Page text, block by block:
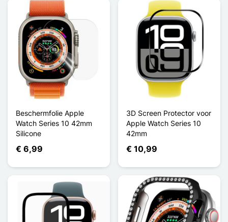
Beschermfolie Apple
Watch Series 10 42mm
Silicone
€ 6,99
3D Screen Protector voor
Apple Watch Series 10
42mm
€ 10,99